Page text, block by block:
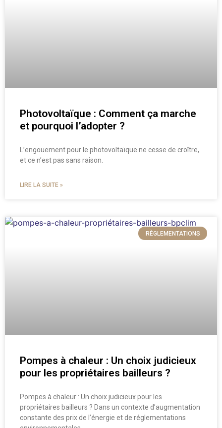
Photovoltaïque : Comment ça marche
et pourquoi l’adopter ?
L’engouement pour le photovoltaïque ne cesse de croître,
et ce n’est pas sans raison.
LIRE LA SUITE »
RÈGLEMENTATIONS
Pompes à chaleur : Un choix judicieux
pour les propriétaires bailleurs ?
Pompes à chaleur : Un choix judicieux pour les
propriétaires bailleurs ? Dans un contexte d’augmentation
constante des prix de l’énergie et de réglementations